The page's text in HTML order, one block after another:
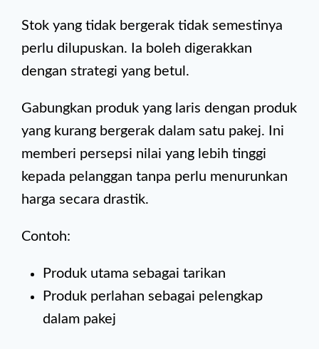
Stok yang tidak bergerak tidak semestinya
perlu dilupuskan. Ia boleh digerakkan
dengan strategi yang betul.
Gabungkan produk yang laris dengan produk
yang kurang bergerak dalam satu pakej. Ini
memberi persepsi nilai yang lebih tinggi
kepada pelanggan tanpa perlu menurunkan
harga secara drastik.
Contoh:
Produk utama sebagai tarikan
Produk perlahan sebagai pelengkap
dalam pakej